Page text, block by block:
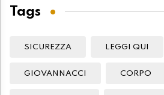
Tags
SICUREZZA LEGGI QUI
GIOVANNACCI CORPO